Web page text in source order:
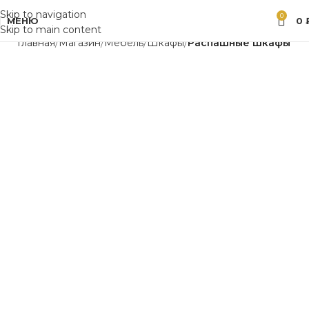
Skip to navigation
Skip to main content
МЕНЮ 0 0
Главная Магазин Мебель Шкафы Распашные шкафы